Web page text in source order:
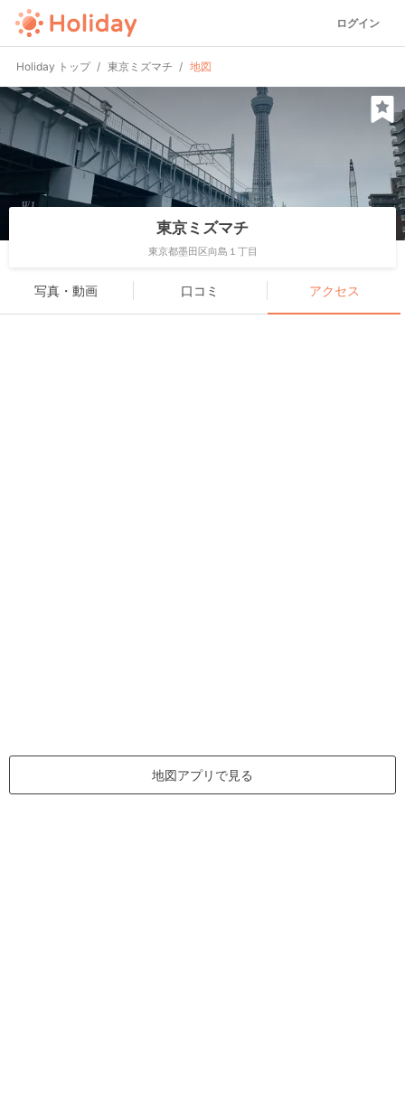
ログイン
Holiday トップ 東京ミズマチ 地図
東京ミズマチ
東京都墨田区向島１丁目
写真・動画 口コミ アクセス
地図アプリで見る